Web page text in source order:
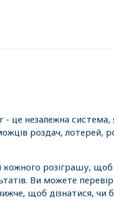
- це незалежна
роздач, лотерей,
кожного розіграшу,
Ви можете
щоб дізнатися, чи